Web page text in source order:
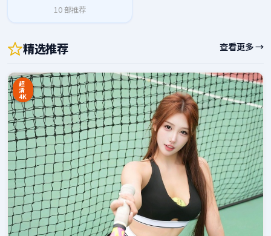
10部推荐
精选推荐 查看更多 →
超
清
4K